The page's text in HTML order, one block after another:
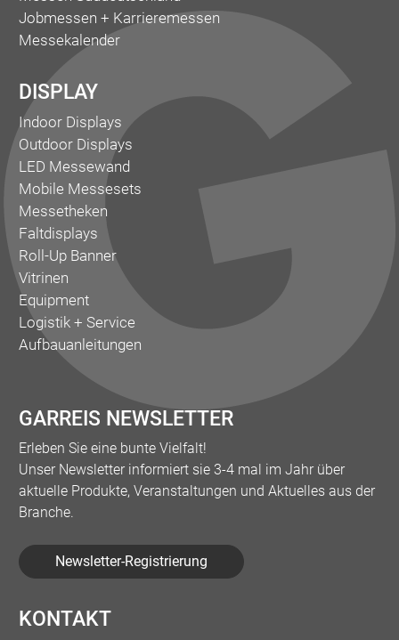
Jobmessen + Karrieremessen
Messekalender
DISPLAY
Indoor Displays
Outdoor Displays
LED Messewand
Mobile Messesets
Messetheken
Faltdisplays
Roll-Up Banner
Vitrinen
Equipment
Logistik + Service
Aufbauanleitungen
GARREIS NEWSLETTER
Erleben Sie eine bunte Vielfalt!
Unser Newsletter informiert sie 3-4 mal im Jahr über
aktuelle Produkte, Veranstaltungen und Aktuelles aus der
Branche.
Newsletter-Registrierung
KONTAKT